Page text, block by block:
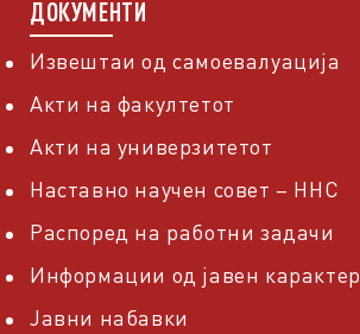
ДОКУМЕНТИ
Извештаи од самоевалуација
Акти на факултетот
Акти на универзитетот
Наставно научен совет – ННС
Распоред на работни задачи
Информации од јавен карактер
Јавни набавки